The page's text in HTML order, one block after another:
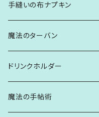
手縫いの布ナプキン
魔法のターバン
ドリンクホルダー
魔法の手帖術